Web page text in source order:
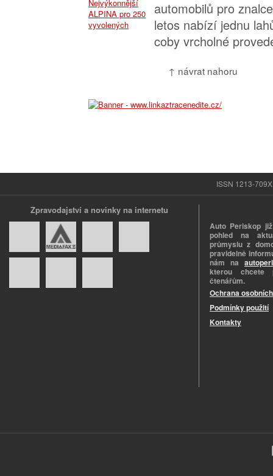
automobilů pro
letos nabízí jednu
coby vrcholné
↑ návrat nahoru
ISSN 1213-
Zpravodajství a novinky na internetu
Auto Periskop
pohled na
průmyslu z
pravidelně
nám na
kterou chcete
čtenářům.
Ochrana
Podmínky použití
Kontakty